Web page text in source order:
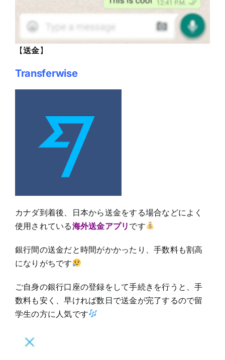
【送金】
Transferwise
カナダ到着後、日本から送金をする場合などによく
使用されている海外送金アプリ です
銀行間の送金だと時間がかかったり、手数料も割高
になりがちです
ご自身の銀行口座の登録をして手続きを行うと、手
数料も安く、早ければ数日で送金が完了するので留
学生の方に人気です